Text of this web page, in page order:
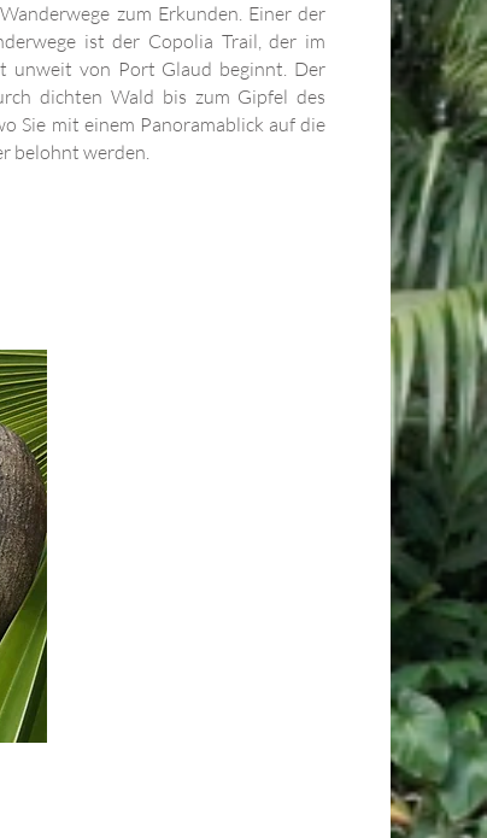
zum Erkunden. Einer der
ist der Copolia Trail, der im
unweit von Port Glaud beginnt. Der
dichten Wald bis zum Gipfel des
Sie mit einem Panoramablick auf die
belohnt werden.